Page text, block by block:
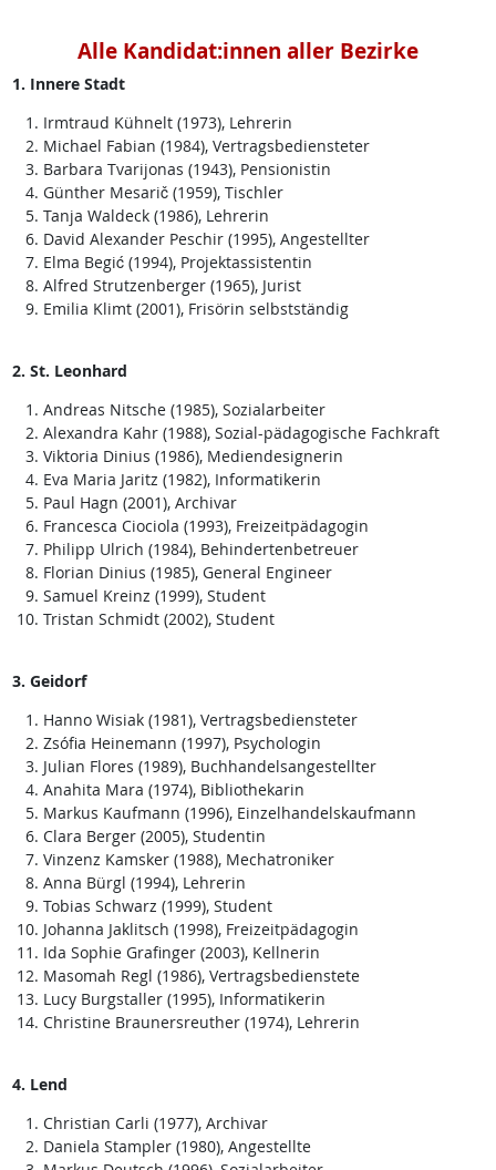
Alle Kandidat:innen aller Bezirke
1. Innere Stadt
Irmtraud Kühnelt (1973), Lehrerin
Michael Fabian (1984), Vertragsbediensteter
Barbara Tvarijonas (1943), Pensionistin
Günther Mesarič (1959), Tischler
Tanja Waldeck (1986), Lehrerin
David Alexander Peschir (1995), Angestellter
Elma Begić (1994), Projektassistentin
Alfred Strutzenberger (1965), Jurist
Emilia Klimt (2001), Frisörin selbstständig
2. St. Leonhard
Andreas Nitsche (1985), Sozialarbeiter
Alexandra Kahr (1988), Sozial-pädagogische Fachkraft
Viktoria Dinius (1986), Mediendesignerin
Eva Maria Jaritz (1982), Informatikerin
Paul Hagn (2001), Archivar
Francesca Ciociola (1993), Freizeitpädagogin
Philipp Ulrich (1984), Behindertenbetreuer
Florian Dinius (1985), General Engineer
Samuel Kreinz (1999), Student
Tristan Schmidt (2002), Student
3. Geidorf
Hanno Wisiak (1981), Vertragsbediensteter
Zsófia Heinemann (1997), Psychologin
Julian Flores (1989), Buchhandelsangestellter
Anahita Mara (1974), Bibliothekarin
Markus Kaufmann (1996), Einzelhandelskaufmann
Clara Berger (2005), Studentin
Vinzenz Kamsker (1988), Mechatroniker
Anna Bürgl (1994), Lehrerin
Tobias Schwarz (1999), Student
Johanna Jaklitsch (1998), Freizeitpädagogin
Ida Sophie Grafinger (2003), Kellnerin
Masomah Regl (1986), Vertragsbedienstete
Lucy Burgstaller (1995), Informatikerin
Christine Braunersreuther (1974), Lehrerin
4. Lend
Christian Carli (1977), Archivar
Daniela Stampler (1980), Angestellte